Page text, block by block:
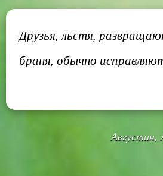
Друзья, льстя,
браня, обычно
Августин,